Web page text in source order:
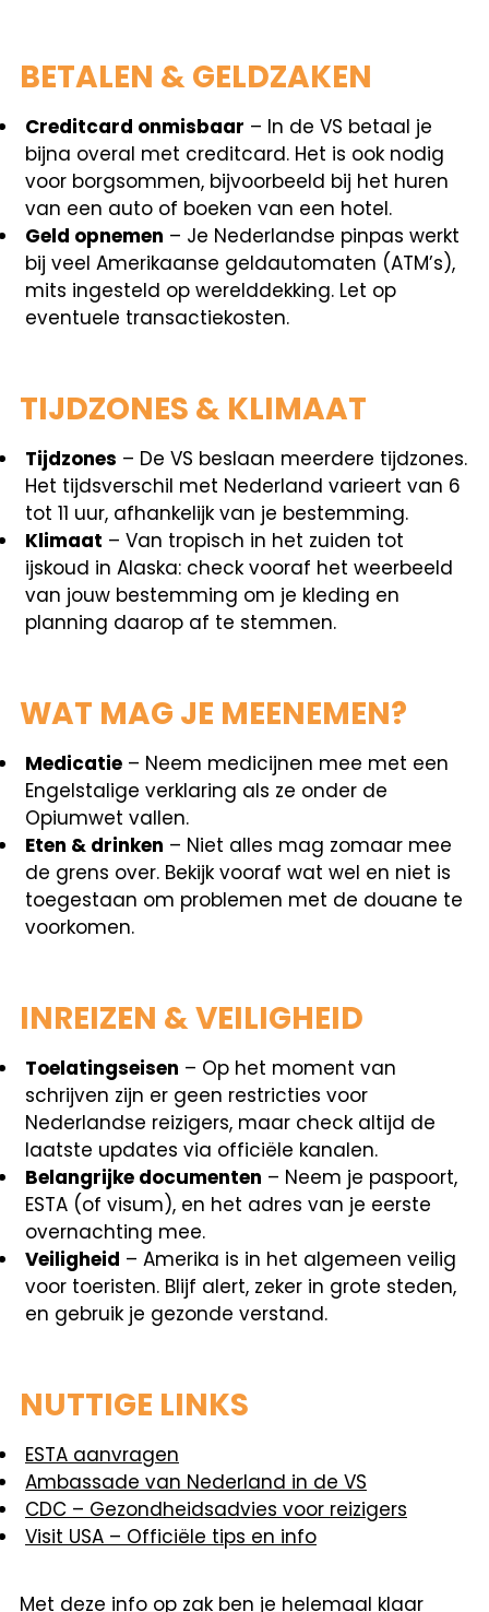
BETALEN & GELDZAKEN
Creditcard onmisbaar – In de VS betaal je
bijna overal met creditcard. Het is ook nodig
voor borgsommen, bijvoorbeeld bij het huren
van een auto of boeken van een hotel.
Geld opnemen – Je Nederlandse pinpas werkt
bij veel Amerikaanse geldautomaten (ATM’s),
mits ingesteld op werelddekking. Let op
eventuele transactiekosten.
TIJDZONES & KLIMAAT
Tijdzones – De VS beslaan meerdere tijdzones.
Het tijdsverschil met Nederland varieert van 6
tot 11 uur, afhankelijk van je bestemming.
Klimaat – Van tropisch in het zuiden tot
ijskoud in Alaska: check vooraf het weerbeeld
van jouw bestemming om je kleding en
planning daarop af te stemmen.
WAT MAG JE MEENEMEN?
Medicatie – Neem medicijnen mee met een
Engelstalige verklaring als ze onder de
Opiumwet vallen.
Eten & drinken – Niet alles mag zomaar mee
de grens over. Bekijk vooraf wat wel en niet is
toegestaan om problemen met de douane te
voorkomen.
INREIZEN & VEILIGHEID
Toelatingseisen – Op het moment van
schrijven zijn er geen restricties voor
Nederlandse reizigers, maar check altijd de
laatste updates via officiële kanalen.
Belangrijke documenten – Neem je paspoort,
ESTA (of visum), en het adres van je eerste
overnachting mee.
Veiligheid – Amerika is in het algemeen veilig
voor toeristen. Blijf alert, zeker in grote steden,
en gebruik je gezonde verstand.
NUTTIGE LINKS
ESTA aanvragen
Ambassade van Nederland in de VS
CDC – Gezondheidsadvies voor reizigers
Visit USA – Officiële tips en info
Met deze info op zak ben je helemaal klaar